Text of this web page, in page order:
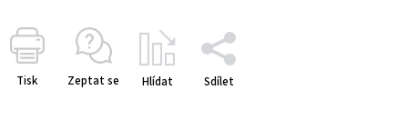
Tisk Zeptat se Hlídat Sdílet